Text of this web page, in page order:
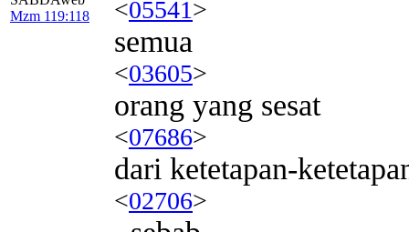
Mzm 119:118
<05541>
semua
<03605>
orang yang sesat
<07686>
dari ketetapan-
<02706>